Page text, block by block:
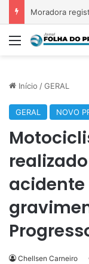
Menu
Início /GERAL
GERAL NOVO
Chellsen Carneiro